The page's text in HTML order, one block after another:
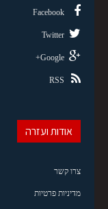
Facebook
Twitter
Google+
RSS
אודות ועזרה
צרו קשר
מדיניות פרטיות